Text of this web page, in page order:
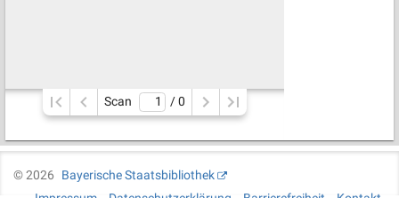
Scan / 0
©2026
Bayerische Staatsbibliothek